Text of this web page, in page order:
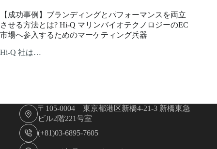
【成功事例】ブランディングとパフォーマンスを両立
させる方法とは? Hi-Q マリンバイオテクノロジーのEC
市場へ参入するためのマーケティング兵器
Hi-Q 社は…
〒105-0004 東京都港区新橋4-21-3 新橋東急
ビル2階221号室
(+81)03-6895-7605